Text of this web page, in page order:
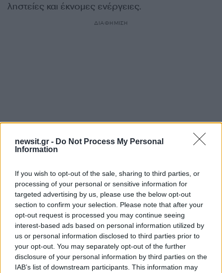
newsit.gr - Do Not Process My Personal
Information
If you wish to opt-out of the sale, sharing to third parties, or
processing of your personal or sensitive information for
targeted advertising by us, please use the below opt-out
section to confirm your selection. Please note that after your
opt-out request is processed you may continue seeing
interest-based ads based on personal information utilized by
us or personal information disclosed to third parties prior to
your opt-out. You may separately opt-out of the further
disclosure of your personal information by third parties on the
IAB’s list of downstream participants. This information may
ληστείες και έκνομες ενέργειες.
ΔΙΑΦΗΜΙΣΗ
Αν τα χάσατε